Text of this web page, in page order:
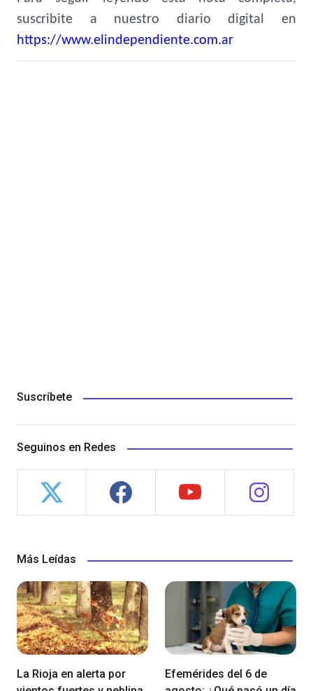
suscribite a nuestro diario digital en
https://www.elindependiente.com.ar
Suscríbete
Seguinos en Redes
Más Leídas
La Rioja en alerta por
Efemérides del 6 de